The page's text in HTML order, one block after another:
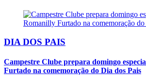
DIA DOS PAIS
Campestre Clube prepara domingo
Furtado na comemoração do Dia dos Pais